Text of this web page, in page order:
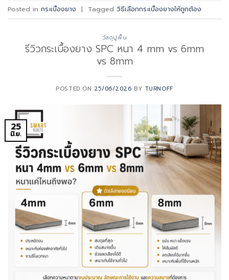
Posted in กระเบื้องยาง | Tagged วิธีเลือกกระเบื้องยางให้ถูกต้อง
วัสดุปูพื้น
รีวิวกระเบื้องยาง SPC หนา 4 mm vs 6mm
vs 8mm
POSTED ON 25/06/2026 BY TURNOFF
25
มิ.ย.